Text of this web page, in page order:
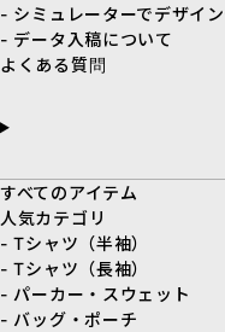
- シミュレーターでデザイ
- データ入稿について
よくある質問
すべてのアイテム
人気カテゴリ
- Tシャツ（半袖）
- Tシャツ（長袖）
- パーカー・スウェット
- バッグ・ポーチ